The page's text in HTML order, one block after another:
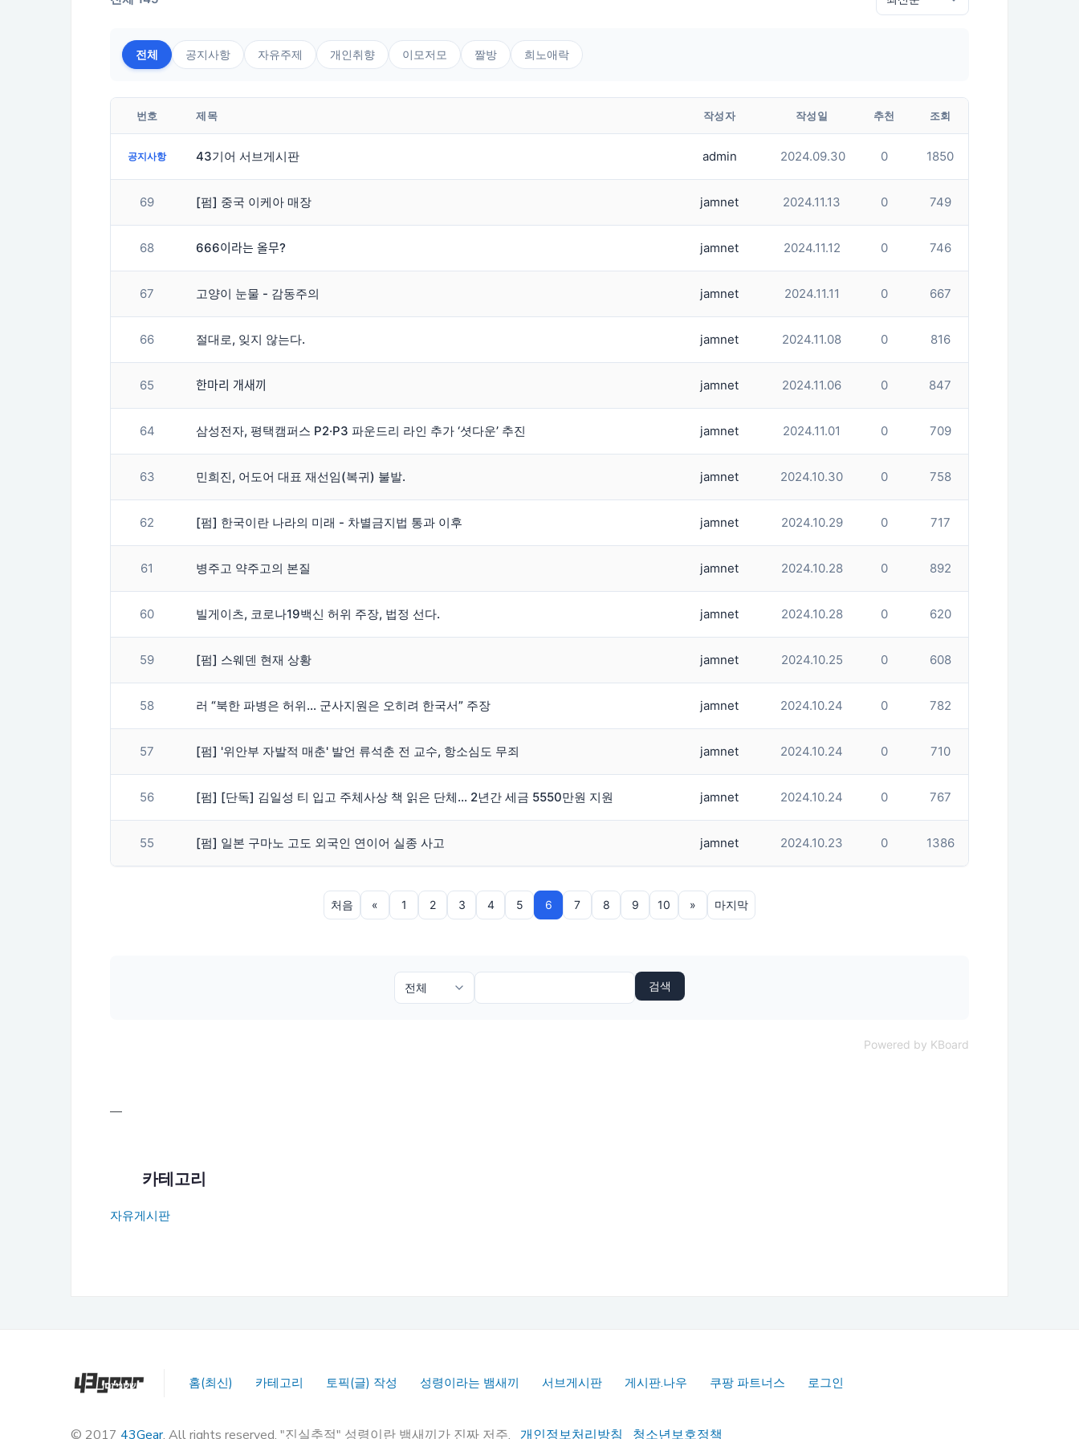
전체 공지사항 자유주제 개인취향 이모저모 짤방 희노애락
번호 제목 작성자 작성일 추천 조회
공지사항 43기어 서브게시판 admin 2024.09.30 0 1850
69 [펌] 중국 이케아 매장 jamnet 2024.11.13 0 749
68 666이라는 올무? jamnet 2024.11.12 0 746
67 고양이 눈물 - 감동주의 jamnet 2024.11.11 0 667
66 절대로, 잊지 않는다. jamnet 2024.11.08 0 816
65 한마리 개새끼 jamnet 2024.11.06 0 847
64 삼성전자, 평택캠퍼스 P2·P3 파운드리 라인 추가 ‘셧다운’ 추진 jamnet 2024.11.01 0 709
63 민희진, 어도어 대표 재선임(복귀) 불발. jamnet 2024.10.30 0 758
62 [펌] 한국이란 나라의 미래 - 차별금지법 통과 이후 jamnet 2024.10.29 0 717
61 병주고 약주고의 본질 jamnet 2024.10.28 0 892
60 빌게이츠, 코로나19백신 허위 주장, 법정 선다. jamnet 2024.10.28 0 620
59 [펌] 스웨덴 현재 상황 jamnet 2024.10.25 0 608
58 러 “북한 파병은 허위… 군사지원은 오히려 한국서” 주장 jamnet 2024.10.24 0 782
57 [펌] '위안부 자발적 매춘' 발언 류석춘 전 교수, 항소심도 무죄 jamnet 2024.10.24 0 710
56 [펌] [단독] 김일성 티 입고 주체사상 책 읽은 단체… 2년간 세금 5550만원 지원 jamnet 2024.10.24 0 767
55 [펌] 일본 구마노 고도 외국인 연이어 실종 사고 jamnet 2024.10.23 0 1386
처음 « 1 2 3 4 5 6 7 8 9 10 » 마지막
검색
Powered by KBoard
—
카테고리
자유게시판
홈(최신) 카테고리 토픽(글) 작성 성령이라는 뱀새끼 서브게시판 게시판.나우 쿠팡 파트너스 로그인
© 2017 43Gear. All rights reserved. "진실추적" 성령이란 뱀새끼가 진짜 저주. 개인정보처리방침 청소년보호정책